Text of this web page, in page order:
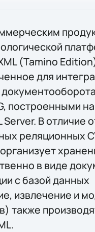
(Tamino
для
построенными
Server. В отличие
реляционных
в виде
с базой данных
извлечение и
также